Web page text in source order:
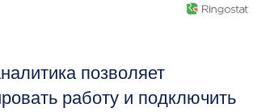
позволяет
работу и подключить